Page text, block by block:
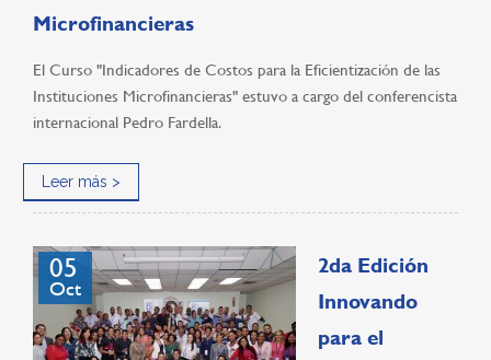
Microfinancieras
El Curso "Indicadores de Costos para la Eficientización de las
Instituciones Microfinancieras" estuvo a cargo del conferencista
internacional Pedro Fardella.
Leer más >
05
Oct
2da Edición
Innovando
para el